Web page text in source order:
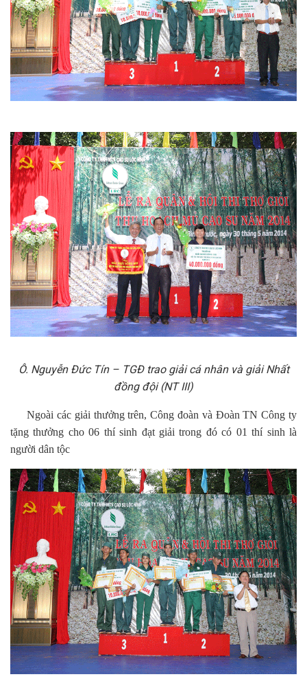
Ô. Nguyễn Đức Tín – TGĐ trao giải cá nhân và giải Nhất
đồng đội (NT III)
Ngoài các giải thưởng trên, Công đoàn và Đoàn TN Công ty
tặng thưởng cho 06 thí sinh đạt giải trong đó có 01 thí sinh là
người dân tộc